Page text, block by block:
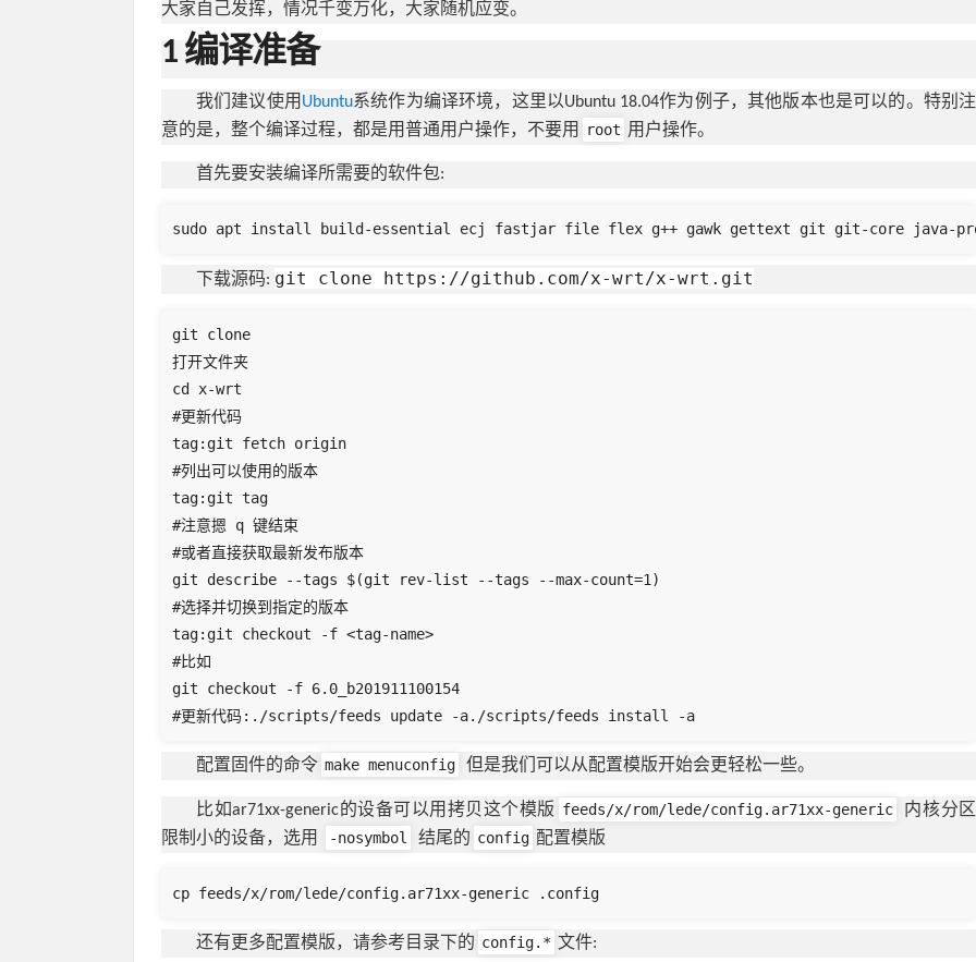
大家自己发挥，情况千变万化，大家随机应变。
1 编译准备
我们建议使用 Ubuntu系统作为编译环境，这里以Ubuntu 18.04作为例子，其他版本也是可以的。特别注
意的是，整个编译过程，都是用普通用户操作，不要用
root 用户操作。
首先要安装编译所需要的软件包:
sudo apt install build-essential ecj fastjar file flex g++ gawk gettext git git-core java-
下载源码: git clone https://github.com/x-wrt/x-wrt.git
git clone
打开文件夹
cd x-wrt
#更新代码
tag:git fetch origin
#列出可以使用的版本
tag:git tag
#注意摁 q 键结束
#或者直接获取最新发布版本
git describe --tags $(git rev-list --tags --max-count=1)
#选择并切换到指定的版本
tag:git checkout -f <tag-name>
#比如
git checkout -f 6.0_b201911100154
#更新代码:./scripts/feeds update -a./scripts/feeds install -a
配置固件的命令 make menuconfig 但是我们可以从配置模版开始会更轻松一些。
比如ar71xx-generic的设备可以用拷贝这个模版 feeds/x/rom/lede/config.ar71xx-generic
内核分区
限制小的设备，选用
-nosymbol 结尾的 config 配置模版
cp feeds/x/rom/lede/config.ar71xx-generic .config
还有更多配置模版，请参考目录下的 config.* 文件: